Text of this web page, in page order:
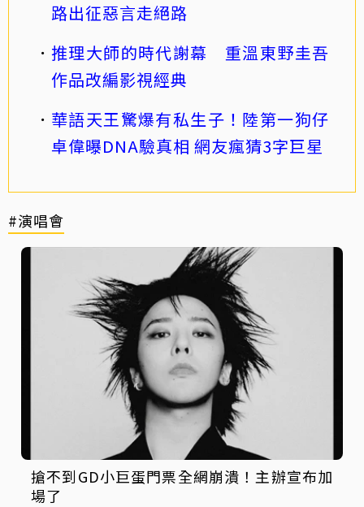
路出征惡言走絕路
推理大師的時代謝幕 重溫東野圭吾
作品改編影視經典
華語天王驚爆有私生子！陸第一狗仔
卓偉曝DNA驗真相 網友瘋猜3字巨星
#演唱會
搶不到GD小巨蛋門票全網崩潰！主辦宣布加
場了